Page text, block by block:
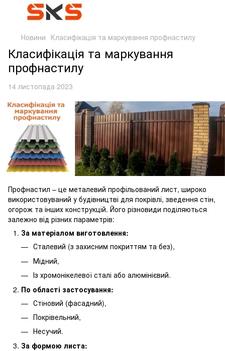
Новини Класифікація та маркування профнастилу
Класифікація та маркування
профнастилу
14 листопада 2023
Профнастил – це металевий профільований лист, широко
використовуваний у будівництві для покрівлі, зведення стін,
огорож та інших конструкцій. Його різновиди поділяються
залежно від різних параметрів:
За матеріалом виготовлення:
Сталевий (з захисним покриттям та без),
Мідний,
Із хромонікелевої сталі або алюмінієвий.
По області застосування:
Стіновий (фасадний),
Покрівельний,
Несучий.
За формою листа: